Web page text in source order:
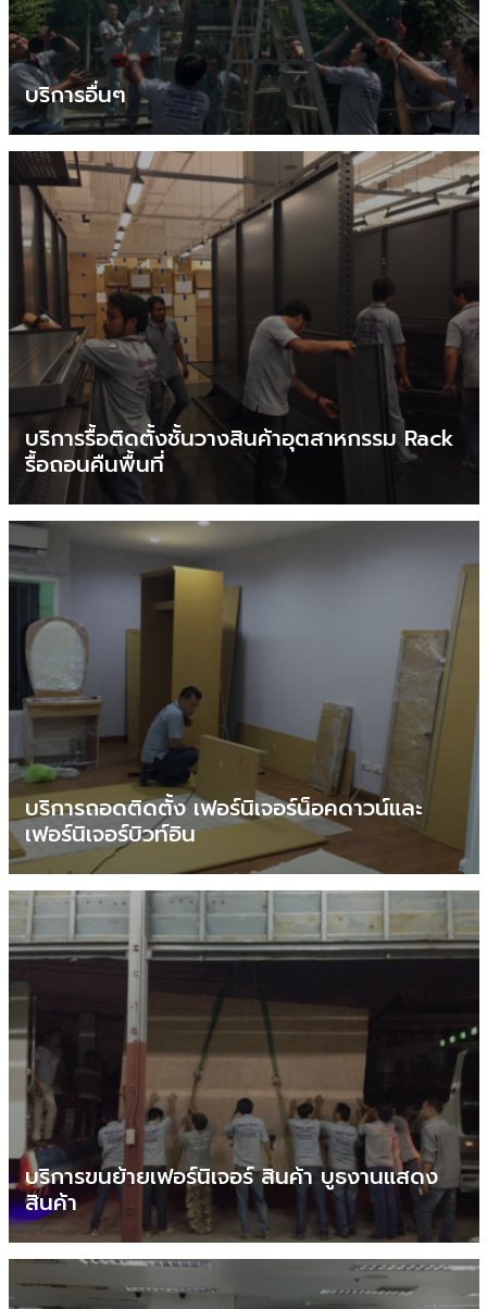
บริการอื่นๆ
บริการรื้อติดตั้งชั้นวางสินค้าอุตสาหกรรม Rack
รื้อถอนคืนพื้นที่
บริการถอดติดตั้ง เฟอร์นิเจอร์น็อคดาวน์และ
เฟอร์นิเจอร์บิวท์อิน
บริการขนย้ายเฟอร์นิเจอร์ สินค้า บูธงานแสดง
สินค้า